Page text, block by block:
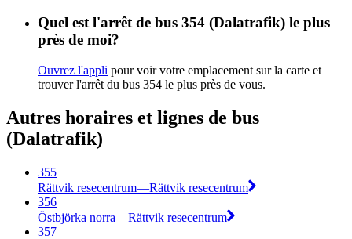
Quel est l'arrêt de bus 354 (Dalatrafik) le plus
près de moi?
Ouvrez l'appli pour voir votre emplacement sur la carte et
trouver l'arrêt du bus 354 le plus près de vous.
Autres horaires et lignes de bus
(Dalatrafik)
355
Rättvik resecentrum—Rättvik resecentrum
356
Östbjörka norra—Rättvik resecentrum
357